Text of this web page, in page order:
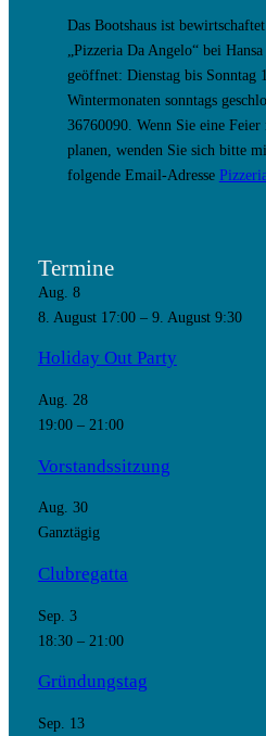
Das Bootshaus ist
„Pizzeria Da Angelo“ bei
geöffnet: Dienstag bis Sonntag
Wintermonaten sonntags
36760090. Wenn Sie eine
planen, wenden Sie sich bitte
folgende Email-Adresse
Termine
Aug. 8
8. August 17:00– 9. August 9:30
Holiday Out Party
Aug. 28
19:00– 21:00
Vorstandssitzung
Aug. 30
Ganztägig
Clubregatta
Sep. 3
18:30– 21:00
Gründungstag
Sep. 13